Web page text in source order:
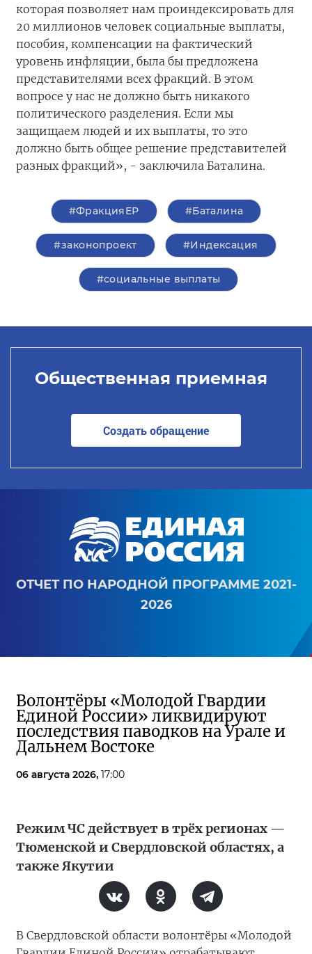
которая позволяет нам проиндексировать для
20 миллионов человек социальные выплаты,
пособия, компенсации на фактический
уровень инфляции, была бы предложена
представителями всех фракций. В этом
вопросе у нас не должно быть никакого
политического разделения. Если мы
защищаем людей и их выплаты, то это
должно быть общее решение представителей
разных фракций», - заключила Баталина.
#ФракцияЕР #Баталина
#законопроект #Индексация
#социальные выплаты
Общественная приемная
Создать обращение
ОТЧЕТ ПО НАРОДНОЙ ПРОГРАММЕ 2021-
2026
Волонтёры «Молодой Гвардии
Единой России» ликвидируют
последствия паводков на Урале и
Дальнем Востоке
06 августа 2026, 17:00
Режим ЧС действует в трёх регионах —
Тюменской и Свердловской областях, а
также Якутии
В Свердловской области волонтёры «Молодой